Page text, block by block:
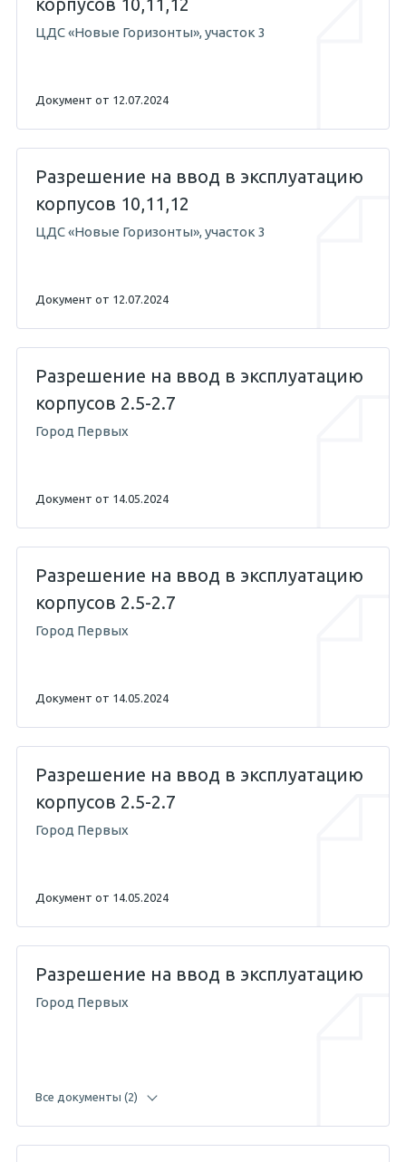
ЦДС «Новые Горизонты», участок 3
Документ от 12.07.2024
Разрешение на ввод в эксплуатацию
корпусов 10,11,12
ЦДС «Новые Горизонты», участок 3
Документ от 12.07.2024
Разрешение на ввод в эксплуатацию
корпусов 2.5-2.7
Город Первых
Документ от 14.05.2024
Разрешение на ввод в эксплуатацию
корпусов 2.5-2.7
Город Первых
Документ от 14.05.2024
Разрешение на ввод в эксплуатацию
корпусов 2.5-2.7
Город Первых
Документ от 14.05.2024
Разрешение на ввод в эксплуатацию
Город Первых
Все документы (2)